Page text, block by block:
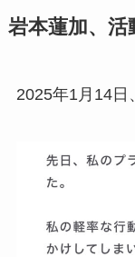
岩本蓮加、活
2025年1月14日